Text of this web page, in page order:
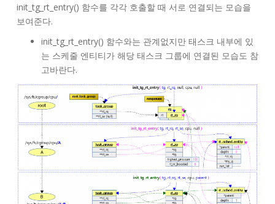
init_tg_rt_entry() 함수를 각각 호출할 때 서로 연결되는 모습을
보여준다.
init_tg_rt_entry() 함수와는 관계없지만 태스크 내부에 있
는 스케줄 엔티티가 해당 태스크 그룹에 연결된 모습도 참
고바란다.